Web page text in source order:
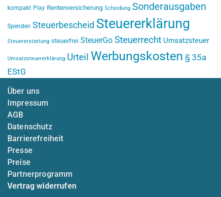
kompakt Play Rentenversicherung Scheidung Sonderausgaben
Spenden Steuerbescheid Steuererklärung
Steuererstattung steuerfrei SteuerGo Steuerrecht Umsatzsteuer
Umsatzsteuererklärung Urteil Werbungskosten § 35a
EStG
Über uns
Impressum
AGB
Datenschutz
Barrierefreiheit
Presse
Preise
Partnerprogramm
Vertrag widerrufen